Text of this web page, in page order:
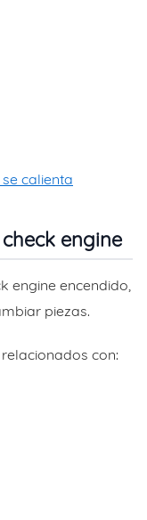
calienta
engine
engine encendido,
piezas.
con: